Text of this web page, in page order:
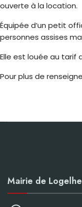
ouverte à la location.
Équipée d’un petit
personnes assises
Elle est louée au tarif
Pour plus de
Mairie de